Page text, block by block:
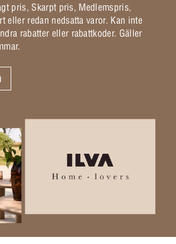
pris, Skarpt pris, Medlemspris,
eller redan nedsatta varor. Kan inte
rabatter eller rabattkoder. Gäller